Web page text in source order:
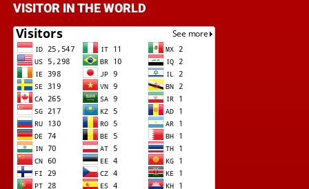
VISITOR IN THE WORLD